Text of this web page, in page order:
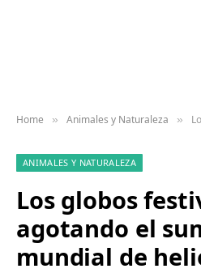
Home » Animales y Naturaleza »
ANIMALES Y NATURALEZA
Los globos
agotando el
mundial de